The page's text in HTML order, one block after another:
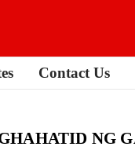
Contact Us